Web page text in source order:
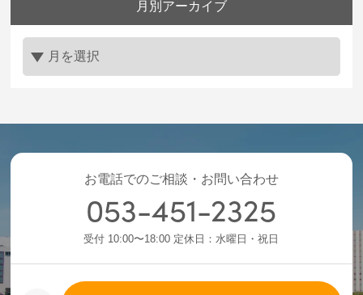
月別アーカイブ
お電話でのご相談・お問い合わせ
053-451-2325
受付 10:00〜18:00 定休日：水曜日・祝日